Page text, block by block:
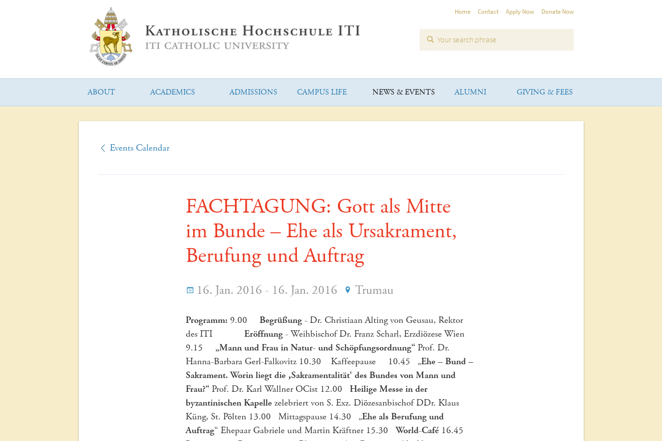
Home Contact Apply Now Donate Now
ABOUT ACADEMICS ADMISSIONS CAMPUS LIFE NEWS & EVENTS ALUMNI GIVING & FEES
Events Calendar
FACHTAGUNG: Gott als Mitte
im Bunde – Ehe als Ursakrament,
Berufung und Auftrag
16. Jan. 2016 - 16. Jan. 2016 Trumau
Programm: 9.00 Begrüßung - Dr. Christiaan Alting von Geusau, Rektor
des ITI Eröffnung - Weihbischof Dr. Franz Scharl, Erzdiözese Wien
9.15 „Mann und Frau in Natur- und Schöpfungsordnung“ Prof. Dr.
Hanna-Barbara Gerl-Falkovitz 10.30 Kaffeepause 10.45 „Ehe – Bund –
Sakrament. Worin liegt die ‚Sakramentalität‘ des Bundes von Mann und
Frau?“ Prof. Dr. Karl Wallner OCist 12.00 Heilige Messe in der
byzantinischen Kapelle zelebriert von S. Exz. Diözesanbischof DDr. Klaus
Küng, St. Pölten 13.00 Mittagspause 14.30 „Ehe als Berufung und
Auftrag“ Ehepaar Gabriele und Martin Kräftner 15.30World-Café 16.45